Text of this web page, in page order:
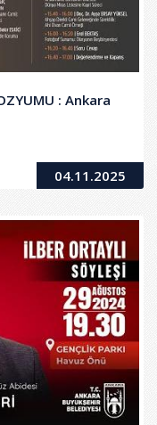
: Ankara
04.11.2025